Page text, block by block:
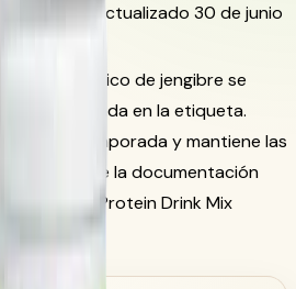
de 2024
Actualizado 30 de junio
proteico de jengibre se
centrada en la etiqueta.
de temporada y mantiene las
dentro de la documentación
1 y Protein Drink Mix